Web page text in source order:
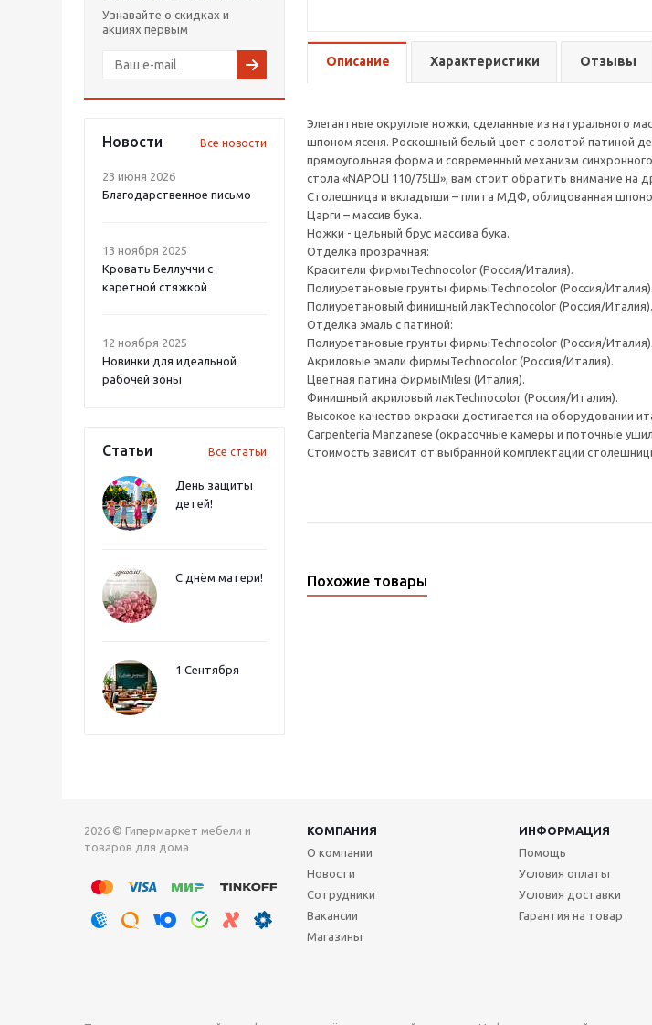
Узнавайте о скидках и
акциях первым
Новости Все новости
23 июня 2026
Благодарственное письмо
13 ноября 2025
Кровать Беллуччи с
каретной стяжкой
12 ноября 2025
Новинки для идеальной
рабочей зоны
Статьи Все статьи
День защиты
детей!
С днём матери!
1 Сентября
Описание Характеристики Отзывы
Элегантные округлые ножки, сделанные из натурального
шпоном ясеня. Роскошный белый цвет с золотой патиной
прямоугольная форма и современный механизм
стола «NAPOLI 110/75Ш», вам стоит обратить внимание на
Столешница и вкладыши – плита МДФ, облицованная
Царги – массив бука.
Ножки - цельный брус массива бука.
Отделка прозрачная:
Красители фирмыTechnocolor (Россия/Италия).
Полиуретановые грунты фирмыTechnocolor (Россия/Италия).
Полиуретановый финишный лакTechnocolor (Россия/Италия).
Отделка эмаль с патиной:
Полиуретановые грунты фирмыTechnocolor (Россия/Италия).
Акриловые эмали фирмыTechnocolor (Россия/Италия).
Цветная патина фирмыMilesi (Италия).
Финишный акриловый лакTechnocolor (Россия/Италия).
Высокое качество окраски достигается на оборудовании
Carpenteria Manzanese (окрасочные камеры и поточные
Стоимость зависит от выбранной комплектации
Похожие товары
2026 © Гипермаркет мебели и
товаров для дома
КОМПАНИЯ ИНФОРМАЦИЯ
О компании
Новости
Сотрудники
Вакансии
Магазины
Помощь
Условия оплаты
Условия доставки
Гарантия на товар